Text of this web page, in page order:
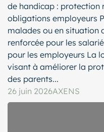
de handicap : protection
obligations employeurs
malades ou en situation
renforcée pour les
pour les employeurs La
visant à améliorer la
des parents...
26 juin 2026AXENS